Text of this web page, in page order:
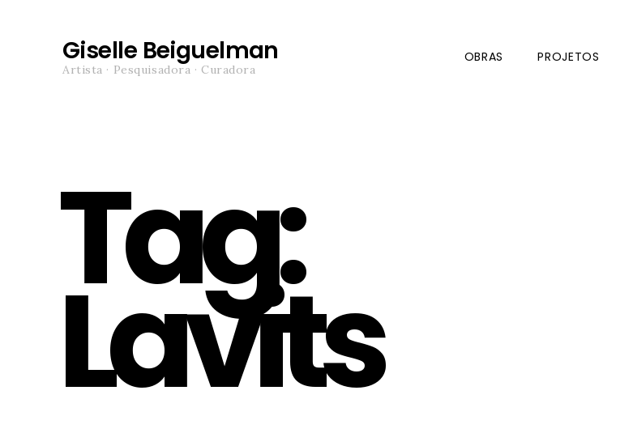
Giselle Beiguelman
Artista · Pesquisadora · Curadora
OBRAS PROJETOS
Tag:
Lavits